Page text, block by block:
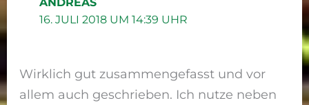
16. JULI 2018 UM 14:39 UHR
Wirklich gut zusammengefasst und vor
allem auch geschrieben. Ich nutze neben